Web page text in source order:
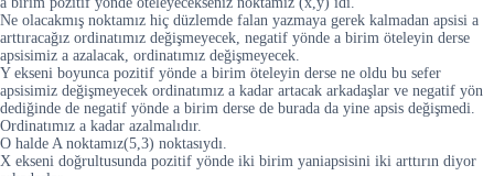
Ne olacakmış noktamız hiç düzlemde falan yazmaya gerek kalmadan apsisi a
arttıracağız ordinatımız değişmeyecek, negatif yönde a birim öteleyin derse
apsisimiz a azalacak, ordinatımız değişmeyecek.
Y ekseni boyunca pozitif yönde a birim öteleyin derse ne oldu bu sefer
apsisimiz değişmeyecek ordinatımız a kadar artacak arkadaşlar ve negatif yön
dediğinde de negatif yönde a birim derse de burada da yine apsis değişmedi.
Ordinatımız a kadar azalmalıdır.
O halde A noktamız(5,3) noktasıydı.
X ekseni doğrultusunda pozitif yönde iki birim yaniapsisini iki arttırın diyor